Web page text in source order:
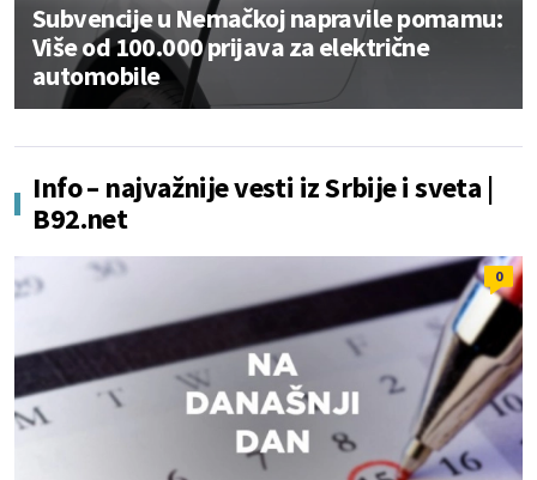
Subvencije u Nemačkoj napravile pomamu:
Više od 100.000 prijava za električne
automobile
Info – najvažnije vesti iz Srbije i sveta |
B92.net
0